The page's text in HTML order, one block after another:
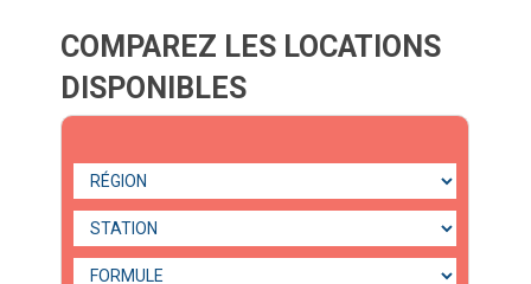
COMPAREZ LES LOCATIONS
DISPONIBLES